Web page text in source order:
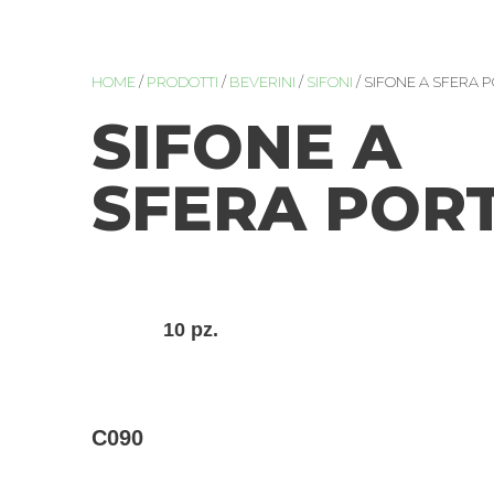
HOME/ PRODOTTI / BEVERINI / SIFONI / SIFONE A SFERA
SIFONE A
SFERA
10 pz.
C090